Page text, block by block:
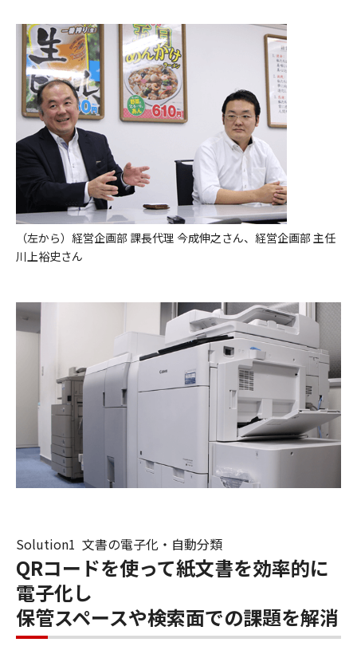
（左から）経営企画部 課長代理 今成伸之さん、経営企画部 主任
川上裕史さん
Solution1 文書の電子化・自動分類
QRコードを使って紙文書を効率的に
電子化し
保管スペースや検索面での課題を解消